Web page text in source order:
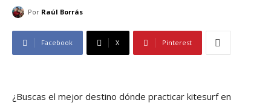
Por Raúl Borrás
Facebook X Pinterest
¿Buscas el mejor destino dónde practicar kitesurf en